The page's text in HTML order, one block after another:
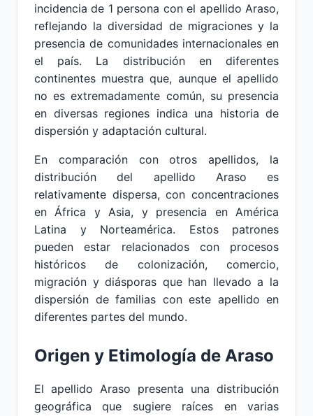
incidencia de 1 persona con el apellido Araso,
reflejando la diversidad de migraciones y la
presencia de comunidades internacionales en
el país. La distribución en diferentes
continentes muestra que, aunque el apellido
no es extremadamente común, su presencia
en diversas regiones indica una historia de
dispersión y adaptación cultural.
En comparación con otros apellidos, la
distribución del apellido Araso es
relativamente dispersa, con concentraciones
en África y Asia, y presencia en América
Latina y Norteamérica. Estos patrones
pueden estar relacionados con procesos
históricos de colonización, comercio,
migración y diásporas que han llevado a la
dispersión de familias con este apellido en
diferentes partes del mundo.
Origen y Etimología de Araso
El apellido Araso presenta una distribución
geográfica que sugiere raíces en varias